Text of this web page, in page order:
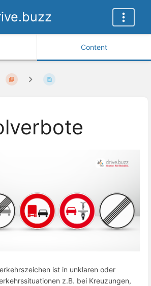
Content
ist in unklaren oder
z.B. bei Kreuzungen,